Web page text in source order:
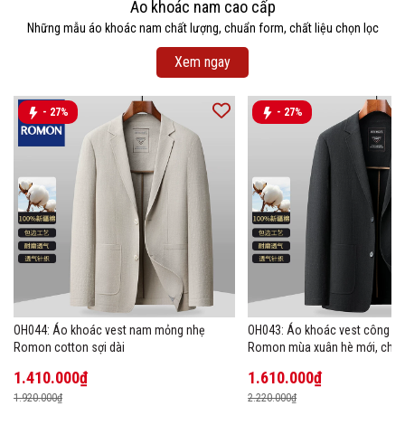
Áo khoác nam cao cấp
Những mẫu áo khoác nam chất lượng, chuẩn form, chất liệu chọn lọc
Xem ngay
- 27%
OH044: Áo khoác vest nam mỏng nhẹ
Romon cotton sợi dài
1.410.000₫
1.920.000₫
- 27%
OH043: Áo khoác vest công
Romon mùa xuân hè mới,
1.610.000₫
2.220.000₫